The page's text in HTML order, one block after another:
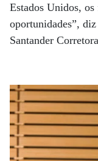
Estados Unidos, os
oportunidades”,
Santander